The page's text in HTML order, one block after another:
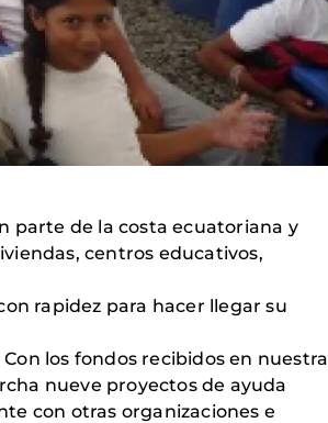
parte de la costa ecuatoriana y
centros educativos,
rapidez para hacer llegar su
los fondos recibidos en nuestra
nueve proyectos de ayuda
con otras organizaciones e